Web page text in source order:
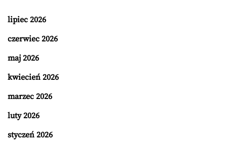
lipiec 2026
czerwiec 2026
maj 2026
kwiecień 2026
marzec 2026
luty 2026
styczeń 2026